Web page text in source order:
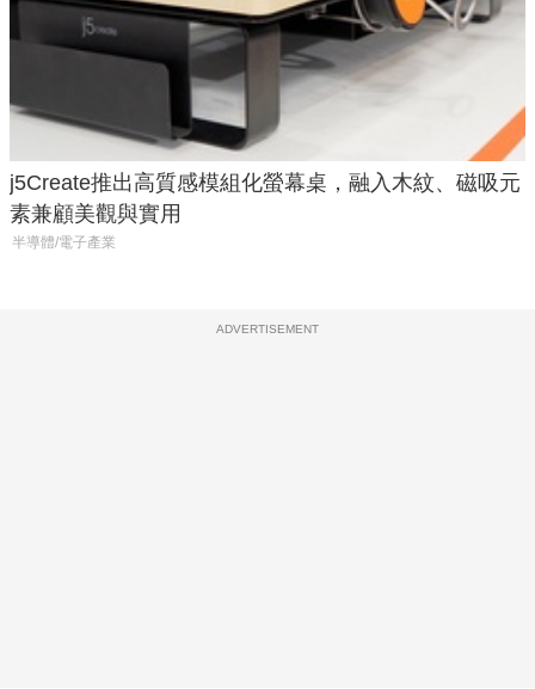
j5Create推出高質感模組化螢幕桌，融入木紋、磁吸元
素兼顧美觀與實用
半導體/電子產業
ADVERTISEMENT